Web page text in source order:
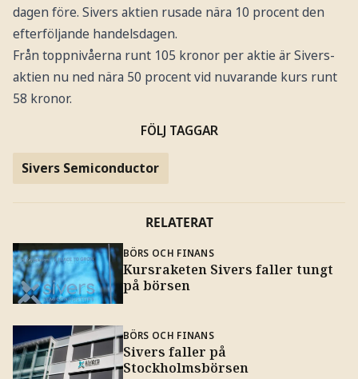
dagen före. Sivers aktien rusade nära 10 procent den
efterföljande handelsdagen.
Från toppnivåerna runt 105 kronor per aktie är Sivers-
aktien nu ned nära 50 procent vid nuvarande kurs runt
58 kronor.
FÖLJ TAGGAR
Sivers Semiconductor
RELATERAT
BÖRS OCH FINANS
Kursraketen Sivers faller tungt
på börsen
BÖRS OCH FINANS
Sivers faller på
Stockholmsbörsen